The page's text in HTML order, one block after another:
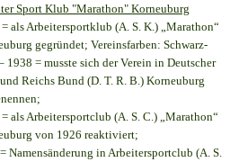
Sport Klub "Marathon" Korneuburg
als Arbeitersportklub (A. S. K.) „Marathon“
gegründet; Vereinsfarben: Schwarz-
1938 = musste sich der Verein in Deutscher
Reichs Bund (D. T. R. B.) Korneuburg
als Arbeitersportclub (A. S. C.) „Marathon“
von 1926 reaktiviert;
Namensänderung in Arbeitersportclub (A. S.